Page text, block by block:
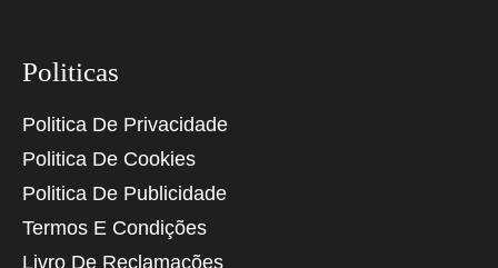
Politicas
Politica De Privacidade
Politica De Cookies
Politica De Publicidade
Termos E Condições
Livro De Reclamações